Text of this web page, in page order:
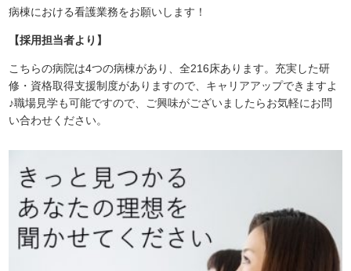
病棟における看護業務をお願いします！
【採用担当者より】
こちらの病院は4つの病棟があり、全216床あります。充実した研
修・資格取得支援制度がありますので、キャリアアップできますよ
♪職場見学も可能ですので、ご興味がございましたらお気軽にお問
い合わせください。